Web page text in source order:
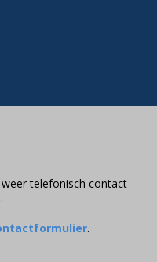
telefonisch contact
.